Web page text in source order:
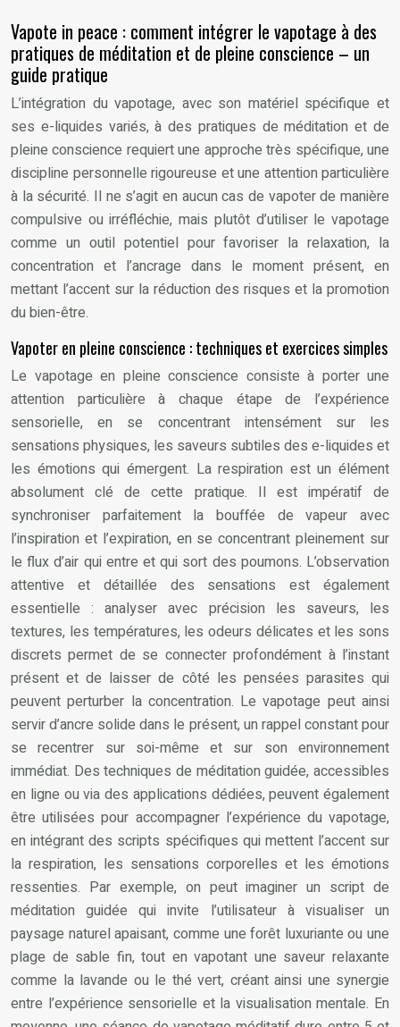
Vapote in peace : comment intégrer le vapotage à des
pratiques de méditation et de pleine conscience – un
guide pratique
L’intégration du vapotage, avec son matériel spécifique et
ses e-liquides variés, à des pratiques de méditation et de
pleine conscience requiert une approche très spécifique, une
discipline personnelle rigoureuse et une attention particulière
à la sécurité. Il ne s’agit en aucun cas de vapoter de manière
compulsive ou irréfléchie, mais plutôt d’utiliser le vapotage
comme un outil potentiel pour favoriser la relaxation, la
concentration et l’ancrage dans le moment présent, en
mettant l’accent sur la réduction des risques et la promotion
du bien-être.
Vapoter en pleine conscience : techniques et exercices simples
Le vapotage en pleine conscience consiste à porter une
attention particulière à chaque étape de l’expérience
sensorielle, en se concentrant intensément sur les
sensations physiques, les saveurs subtiles des e-liquides et
les émotions qui émergent. La respiration est un élément
absolument clé de cette pratique. Il est impératif de
synchroniser parfaitement la bouffée de vapeur avec
l’inspiration et l’expiration, en se concentrant pleinement sur
le flux d’air qui entre et qui sort des poumons. L’observation
attentive et détaillée des sensations est également
essentielle : analyser avec précision les saveurs, les
textures, les températures, les odeurs délicates et les sons
discrets permet de se connecter profondément à l’instant
présent et de laisser de côté les pensées parasites qui
peuvent perturber la concentration. Le vapotage peut ainsi
servir d’ancre solide dans le présent, un rappel constant pour
se recentrer sur soi-même et sur son environnement
immédiat. Des techniques de méditation guidée, accessibles
en ligne ou via des applications dédiées, peuvent également
être utilisées pour accompagner l’expérience du vapotage,
en intégrant des scripts spécifiques qui mettent l’accent sur
la respiration, les sensations corporelles et les émotions
ressenties. Par exemple, on peut imaginer un script de
méditation guidée qui invite l’utilisateur à visualiser un
paysage naturel apaisant, comme une forêt luxuriante ou une
plage de sable fin, tout en vapotant une saveur relaxante
comme la lavande ou le thé vert, créant ainsi une synergie
entre l’expérience sensorielle et la visualisation mentale. En